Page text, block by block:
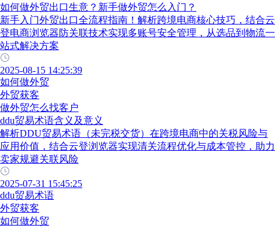
如何做外贸出口生意？新手做外贸怎么入门？
新手入门外贸出口全流程指南！解析跨境电商核心技巧，结合云
登电商浏览器防关联技术实现多账号安全管理，从选品到物流一
站式解决方案
2025-08-15 14:25:39
如何做外贸
外贸获客
做外贸怎么找客户
ddu贸易术语含义及意义
解析DDU贸易术语（未完税交货）在跨境电商中的关税风险与
应用价值，结合云登浏览器实现清关流程优化与成本管控，助力
卖家规避关联风险
2025-07-31 15:45:25
ddu贸易术语
外贸获客
如何做外贸